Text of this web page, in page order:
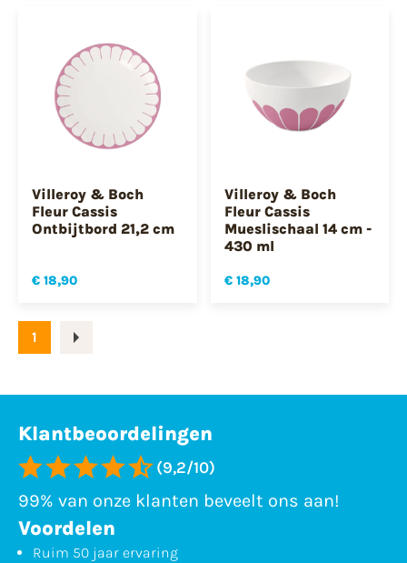
Villeroy & Boch
Fleur Cassis
Ontbijtbord 21,2 cm
€ 18,90
Villeroy & Boch
Fleur Cassis
Mueslischaal 14 cm -
430 ml
€ 18,90
1
Klantbeoordelingen
(9,2/10)
99% van onze klanten beveelt ons aan!
Voordelen
Ruim 50 jaar ervaring